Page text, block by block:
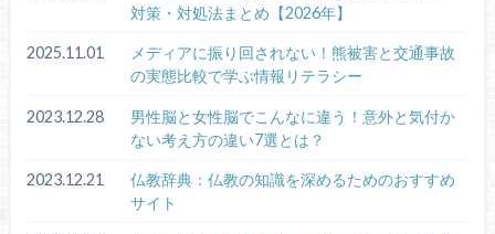
対策・対処法まとめ【2026年】
2025.11.01
メディアに振り回されない！熊被害と交通事故
の実態比較で学ぶ情報リテラシー
2023.12.28
男性脳と女性脳でこんなに違う！意外と気付か
ない考え方の違い7選とは？
2023.12.21
仏教辞典：仏教の知識を深めるためのおすすめ
サイト